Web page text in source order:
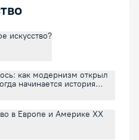
искусство?
как модернизм открыл
начинается история
в Европе и Америке XX